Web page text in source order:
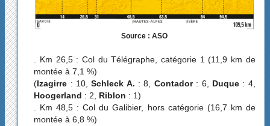
Source : ASO
. Km 26,5 : Col du Télégraphe, catégorie 1 (11,9 km de
montée à 7,1 %)
(Izagirre : 10,Schleck A. : 8, Contador: 6, Duque : 4,
Hoogerland : 2, Riblon : 1)
. Km 48,5 : Col du Galibier, hors catégorie (16,7 km de
montée à 6,8 %)